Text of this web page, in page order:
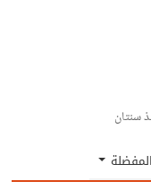
سنتان
المفضلة